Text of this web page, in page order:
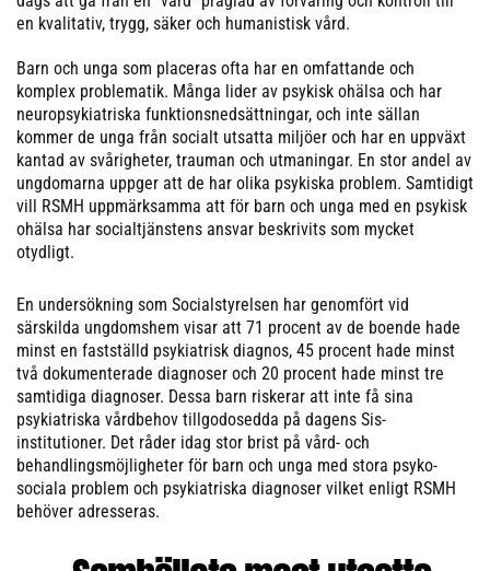
en kvalitativ, trygg, säker och humanistisk vård.
Barn och unga som placeras ofta har en omfattande och
komplex problematik. Många lider av psykisk ohälsa och har
neuropsykiatriska funk­tionsnedsättningar, och inte sällan
kommer de unga från socialt utsatta miljöer och har en uppväxt
kantad av svårigheter, trauman och utmaningar. En stor andel av
ungdomarna uppger att de har olika psykiska problem. Samtidigt
vill RSMH uppmärksamma att för barn och unga med en psykisk
ohälsa har socialtjänstens ansvar beskrivits som mycket
otydligt.
En undersökning som Socialstyrelsen har genomfört vid
särskilda ungdomshem visar att 71 procent av de boende hade
minst en fastställd psykiatrisk diagnos, 45 procent hade minst
två dokumenterade diagnoser och 20 procent hade minst tre
samtidiga diagnoser. Dessa barn riskerar att inte få sina
psykiatriska vårdbehov tillgodosedda på dagens Sis-
institutioner. Det råder idag stor brist på vård- och
behandlingsmöjligheter för barn och unga med stora psyko­
sociala problem och psykiatriska diagnoser vilket enligt RSMH
behöver adresseras.